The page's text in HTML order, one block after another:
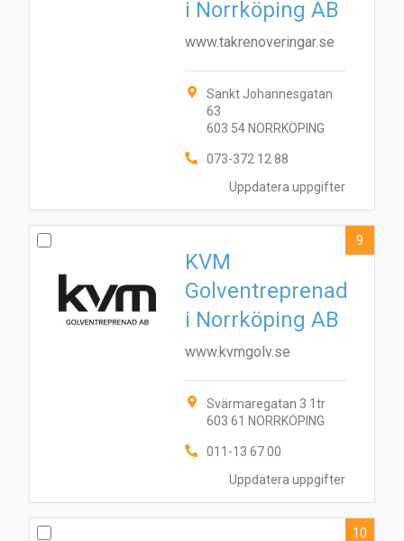
Uppdatera uppgifter
i Norrköping AB
www.takrenoveringar.se
Sankt Johannesgatan
63
603 54 NORRKÖPING
073-372 12 88
Uppdatera uppgifter
KVM
Golventreprenad
i Norrköping AB
www.kvmgolv.se
Svärmaregatan 3 1tr
603 61 NORRKÖPING
011-13 67 00
9
10